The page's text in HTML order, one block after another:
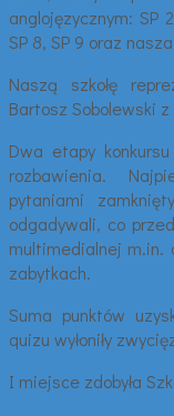
anglojęzycznym: SP
SP 8, SP 9 oraz
Naszą szkołę
Bartosz Sobolewski
Dwa etapy
rozbawienia.
pytaniami
odgadywali, co
multimedialnej m.in.
zabytkach.
Suma punktów
quizu wyłoniły
I miejsce zdobyła